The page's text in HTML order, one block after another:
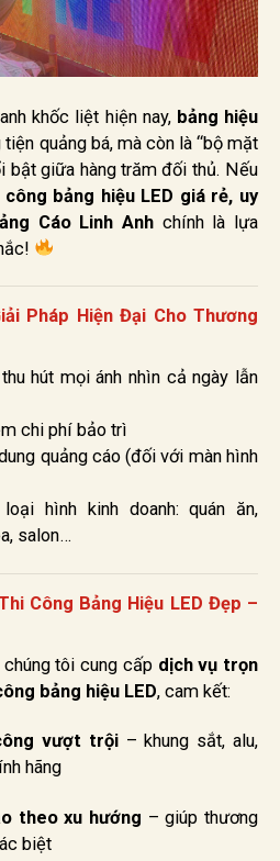
khốc liệt hiện nay, bảng hiệu
quảng bá, mà còn là “bộ mặt
bật giữa hàng trăm đối thủ. Nếu
bảng hiệu LED giá rẻ, uy
Cáo Linh Anhchính là lựa
Pháp Hiện Đại Cho Thương
hút mọi ánh nhìn cả ngày lẫn
chi phí bảo trì
quảng cáo (đối với màn hình
hình kinh doanh: quán ăn,
salon…
Công Bảng Hiệu LED Đẹp –
chúng tôi cung cấp dịch vụ trọn
bảng hiệu LED, cam kết:
vượt trội– khung sắt, alu,
hãng
theo xu hướng – giúp thương
biệt